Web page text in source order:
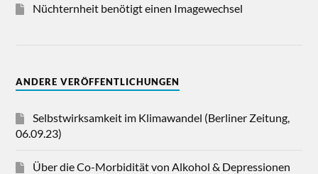
Nüchternheit benötigt einen Imagewechsel
ANDERE VERÖFFENTLICHUNGEN
Selbstwirksamkeit im Klimawandel (Berliner Zeitung,
06.09.23)
Über die Co-Morbidität von Alkohol & Depressionen